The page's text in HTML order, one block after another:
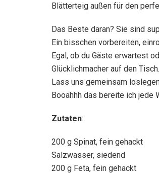
Blätterteig außen für den
Das Beste daran? Sie sind
Ein bisschen vorbereiten,
Egal, ob du Gäste erwartest
Glücklichmacher auf den Tisch.
Lass uns gemeinsam
Booahhh das bereite ich jede
Zutaten:
200 g Spinat, fein gehackt
Salzwasser, siedend
200 g Feta, fein gehackt